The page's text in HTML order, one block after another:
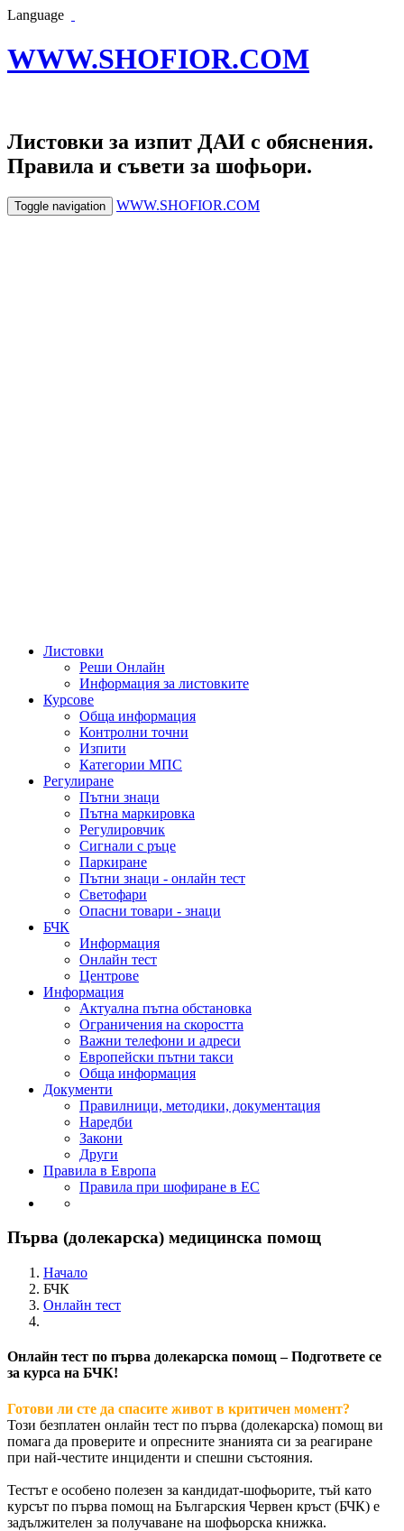
Language
WWW.SHOFIOR.COM
Листовки за изпит ДАИ с обяснения.
Правила и съвети за шофьори.
Toggle navigation WWW.SHOFIOR.COM
Листовки
Реши Онлайн
Информация за листовките
Курсове
Обща информация
Контролни точни
Изпити
Категории МПС
Регулиране
Пътни знаци
Пътна маркировка
Регулировчик
Сигнали с ръце
Паркиране
Пътни знаци - онлайн тест
Светофари
Опасни товари - знаци
БЧК
Информация
Онлайн тест
Центрове
Информация
Актуална пътна обстановка
Ограничения на скоростта
Важни телефони и адреси
Европейски пътни такси
Обща информация
Документи
Правилници, методики, документация
Наредби
Закони
Други
Правила в Европа
Правила при шофиране в ЕС
Първа (долекарска) медицинска помощ
Начало
БЧК
Онлайн тест
Онлайн тест по първа долекарска помощ – Подгответе се
за курса на БЧК!
Готови ли сте да спасите живот в критичен момент?
Този безплатен онлайн тест по първа (долекарска) помощ ви
помага да проверите и опресните знанията си за реагиране
при най-честите инциденти и спешни състояния.
Тестът е особено полезен за кандидат-шофьорите, тъй като
курсът по първа помощ на Българския Червен кръст (БЧК) е
задължителен за получаване на шофьорска книжка.